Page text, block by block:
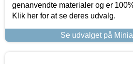
genanvendte materialer og er
Klik her for at se deres udvalg.
Se udvalget på